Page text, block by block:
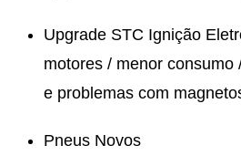
⁠Upgrade STC Ignição
motores / menor consumo
e problemas com
⁠Pneus Novos